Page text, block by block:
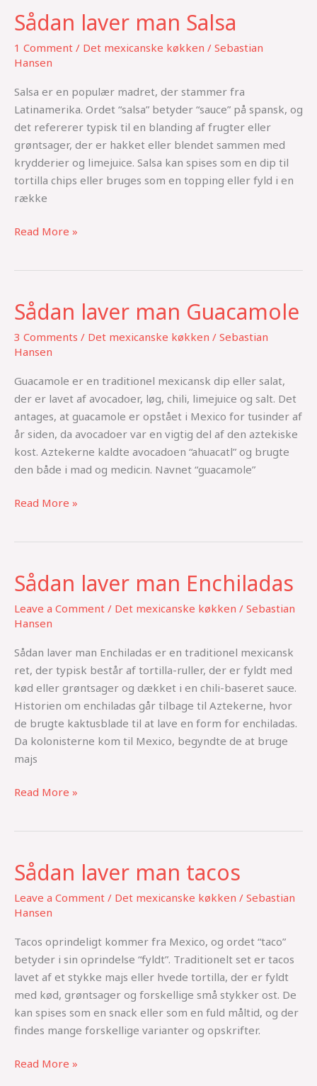
Sådan laver man Salsa
1 Comment / Det mexicanske køkken / Sebastian
Hansen
Salsa er en populær madret, der stammer fra
Latinamerika. Ordet “salsa” betyder “sauce” på spansk, og
det refererer typisk til en blanding af frugter eller
grøntsager, der er hakket eller blendet sammen med
krydderier og limejuice. Salsa kan spises som en dip til
tortilla chips eller bruges som en topping eller fyld i en
række
Sådan
laver
man
Salsa
Read More »
Sådan laver man Guacamole
3 Comments / Det mexicanske køkken / Sebastian
Hansen
Guacamole er en traditionel mexicansk dip eller salat,
der er lavet af avocadoer, løg, chili, limejuice og salt. Det
antages, at guacamole er opstået i Mexico for tusinder af
år siden, da avocadoer var en vigtig del af den aztekiske
kost. Aztekerne kaldte avocadoen “ahuacatl” og brugte
den både i mad og medicin. Navnet “guacamole”
Sådan
laver
man
Guacamole
Read More »
Sådan laver man Enchiladas
Leave a Comment / Det mexicanske køkken / Sebastian
Hansen
Sådan laver man Enchiladas er en traditionel mexicansk
ret, der typisk består af tortilla-ruller, der er fyldt med
kød eller grøntsager og dækket i en chili-baseret sauce.
Historien om enchiladas går tilbage til Aztekerne, hvor
de brugte kaktusblade til at lave en form for enchiladas.
Da kolonisterne kom til Mexico, begyndte de at bruge
majs
Sådan
laver
man
Enchiladas
Read More »
Sådan laver man tacos
Leave a Comment / Det mexicanske køkken / Sebastian
Hansen
Tacos oprindeligt kommer fra Mexico, og ordet “taco”
betyder i sin oprindelse “fyldt”. Traditionelt set er tacos
lavet af et stykke majs eller hvede tortilla, der er fyldt
med kød, grøntsager og forskellige små stykker ost. De
kan spises som en snack eller som en fuld måltid, og der
findes mange forskellige varianter og opskrifter.
Sådan
laver
man
tacos
Read More »